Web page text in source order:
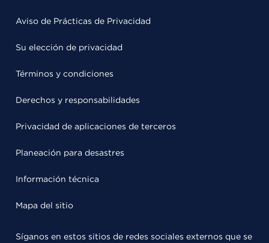
Aviso de Prácticas de Privacidad
Su elección de privacidad
Términos y condiciones
Derechos y responsabilidades
Privacidad de aplicaciones de terceros
Planeación para desastres
Información técnica
Mapa del sitio
Síganos en estos sitios de redes sociales externos que se